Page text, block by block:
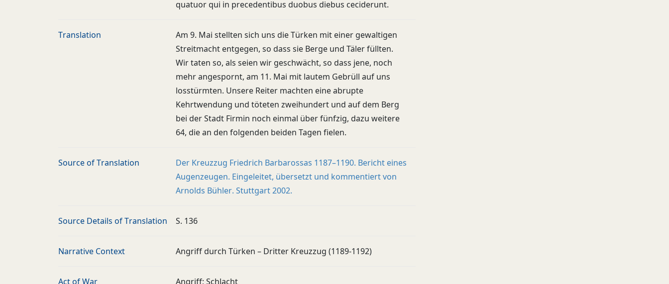
quatuor qui in precedentibus duobus diebus ceciderunt.
Translation
Am 9. Mai stellten sich uns die Türken mit einer gewaltigen
Streitmacht entgegen, so dass sie Berge und Täler füllten.
Wir taten so, als seien wir geschwächt, so dass jene, noch
mehr angespornt, am 11. Mai mit lautem Gebrüll auf uns
losstürmten. Unsere Reiter machten eine abrupte
Kehrtwendung und töteten zweihundert und auf dem Berg
bei der Stadt Firmin noch einmal über fünfzig, dazu weitere
64, die an den folgenden beiden Tagen fielen.
Source of Translation
Der Kreuzzug Friedrich Barbarossas 1187–1190. Bericht eines
Augenzeugen. Eingeleitet, übersetzt und kommentiert von
Arnolds Bühler. Stuttgart 2002.
Source Details of Translation S. 136
Narrative Context Angriff durch Türken – Dritter Kreuzzug (1189-1192)
Act of War Angriff; Schlacht